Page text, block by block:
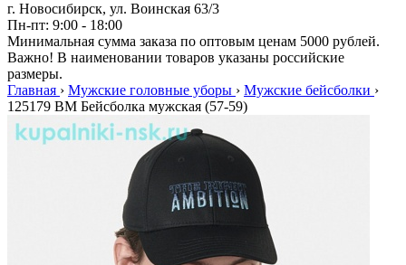
г. Новосибирск, ул. Воинская 63/3
Пн-пт: 9:00 - 18:00
Минимальная сумма заказа по оптовым ценам 5000 рублей.
Важно! В наименовании товаров указаны российские
размеры.
Главная › Мужские головные уборы › Мужские бейсболки ›
125179 BM Бейсболка мужская (57-59)